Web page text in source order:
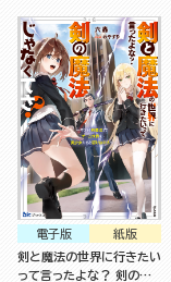
紙版
電子版
剣と魔法の世界に行きたい
って言ったよな？ 剣の魔